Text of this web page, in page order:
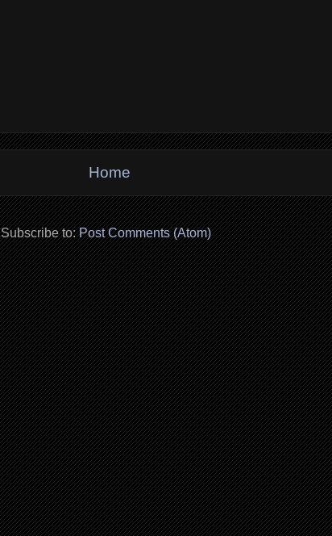
Home
Subscribe to:Post Comments (Atom)